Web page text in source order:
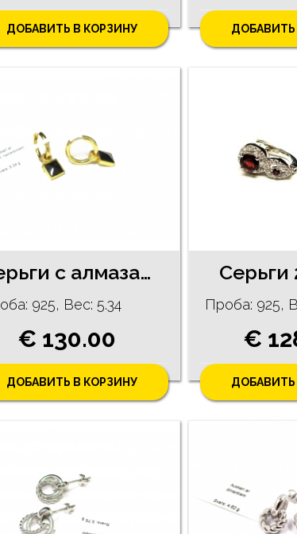
ДОБАВИТЬ В КОРЗИНУ ДОБАВИТЬ
Серьги с алмазами (0.02 ct), халцедонами 8/5255
925, Bес: 5.34
€ 130.00
ДОБАВИТЬ В КОРЗИНУ
Серьги
Проба: 925,
€
ДОБАВИТЬ